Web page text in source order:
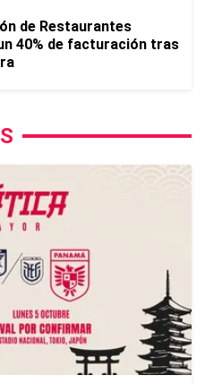
de Restaurantes
40% de facturación tras